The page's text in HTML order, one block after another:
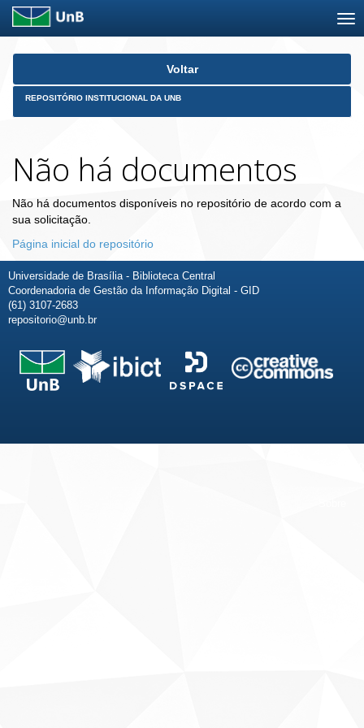
Skip
Voltar
REPOSITÓRIO INSTITUCIONAL DA UNB
Não há documentos
Não há documentos disponíveis no repositório de acordo com a
sua solicitação.
Página inicial do repositório
Universidade de Brasília - Biblioteca Central
Coordenadoria de Gestão da Informação Digital - GID
(61) 3107-2683
repositorio@unb.br